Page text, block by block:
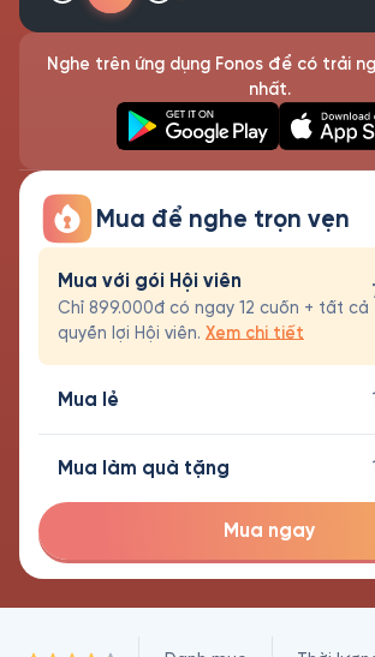
Nghe trên ứng dụng Fonos để có trải
nhất.
Mua để nghe trọn vẹn
Mua với gói Hội viên
Chỉ 899.000đ có ngay 12 cuốn + tất cả
quyền lợi Hội viên. Xem chi tiết
Mua lẻ
Mua làm quà tặng
Mua ngay